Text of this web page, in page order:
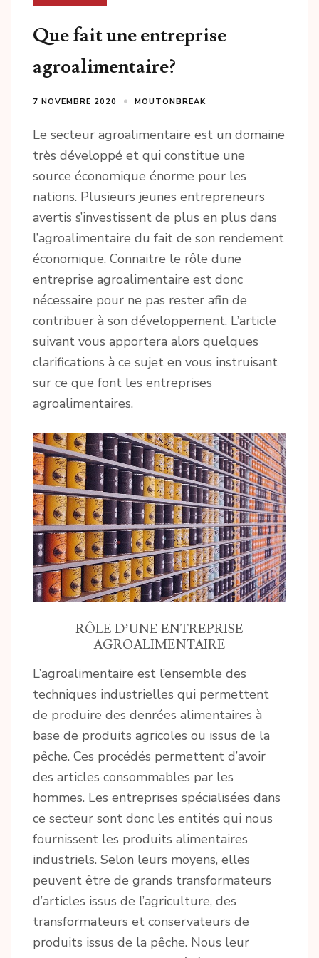
Que fait une entreprise
agroalimentaire?
7 NOVEMBRE 2020 MOUTONBREAK
Le secteur agroalimentaire est un domaine
très développé et qui constitue une
source économique énorme pour les
nations. Plusieurs jeunes entrepreneurs
avertis s’investissent de plus en plus dans
l’agroalimentaire du fait de son rendement
économique. Connaitre le rôle dune
entreprise agroalimentaire est donc
nécessaire pour ne pas rester afin de
contribuer à son développement. L’article
suivant vous apportera alors quelques
clarifications à ce sujet en vous instruisant
sur ce que font les entreprises
agroalimentaires.
RÔLE D’UNE ENTREPRISE
AGROALIMENTAIRE
L’agroalimentaire est l’ensemble des
techniques industrielles qui permettent
de produire des denrées alimentaires à
base de produits agricoles ou issus de la
pêche. Ces procédés permettent d’avoir
des articles consommables par les
hommes. Les entreprises spécialisées dans
ce secteur sont donc les entités qui nous
fournissent les produits alimentaires
industriels. Selon leurs moyens, elles
peuvent être de grands transformateurs
d’articles issus de l’agriculture, des
transformateurs et conservateurs de
produits issus de la pêche. Nous leur